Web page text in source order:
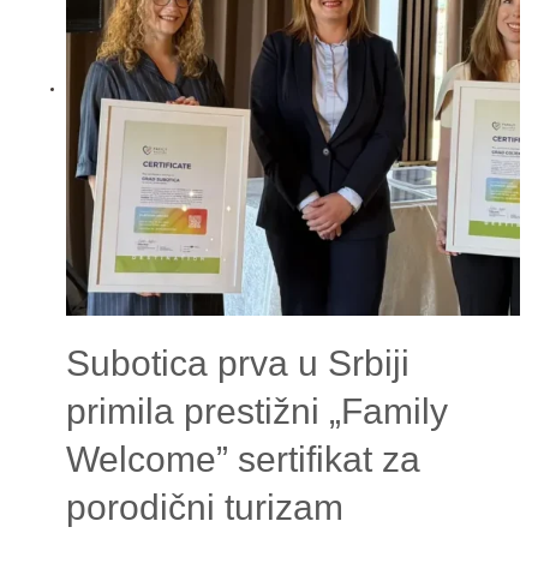
Subotica prva u Srbiji
primila prestižni „Family
Welcome” sertifikat za
porodični turizam